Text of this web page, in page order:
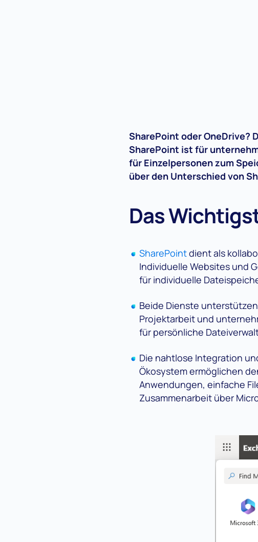
SharePoint oder OneDrive?
SharePoint ist für
für Einzelpersonen zum
über den Unterschied von
Das
SharePointdient als
Individuelle Websites und
für individuelle
Beide Dienste
Projektarbeit und
für persönliche
Die nahtlose Integration
Ökosystem ermöglichen
Anwendungen, einfache
Zusammenarbeit über